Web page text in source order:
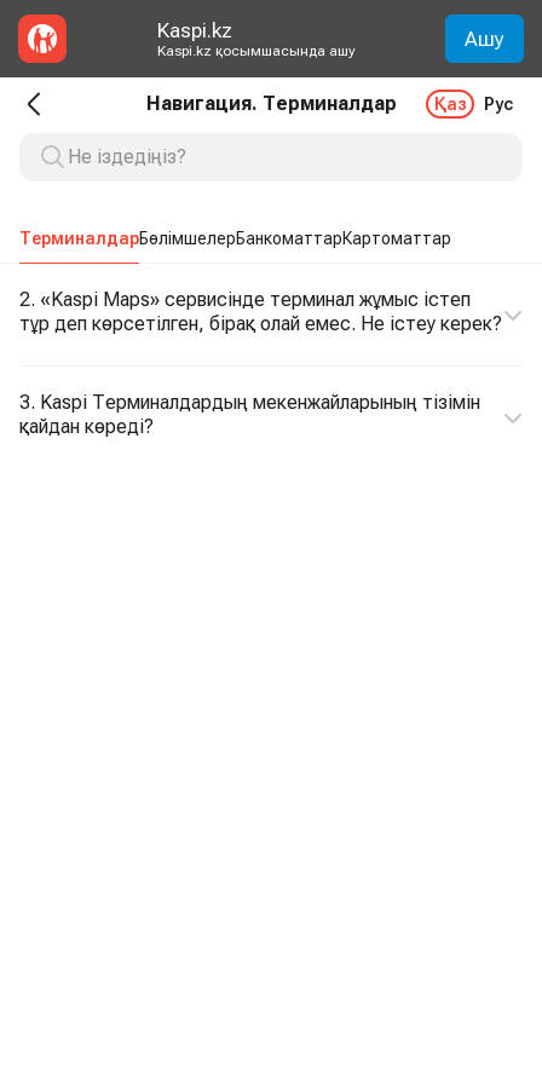
Kaspi.kz
Kaspi.kz қосымшасында ашу Ашу
Навигация. Терминалдар Қаз Рус
ТерминалдарБөлімшелерБанкоматтарКартоматтар
2. «Kaspi Maps» сервисінде терминал жұмыс істеп
тұр деп көрсетілген, бірақ олай емес. Не істеу керек?
3. Kaspi Терминалдардың мекенжайларының тізімін
қайдан көреді?